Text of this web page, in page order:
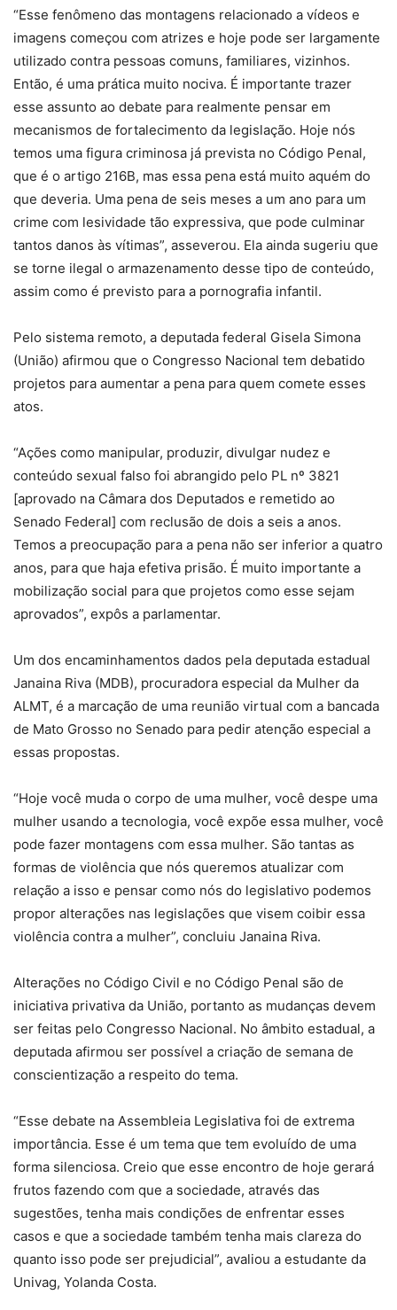
“Esse fenômeno das montagens relacionado a vídeos e
imagens começou com atrizes e hoje pode ser largamente
utilizado contra pessoas comuns, familiares, vizinhos.
Então, é uma prática muito nociva. É importante trazer
esse assunto ao debate para realmente pensar em
mecanismos de fortalecimento da legislação. Hoje nós
temos uma figura criminosa já prevista no Código Penal,
que é o artigo 216B, mas essa pena está muito aquém do
que deveria. Uma pena de seis meses a um ano para um
crime com lesividade tão expressiva, que pode culminar
tantos danos às vítimas”, asseverou. Ela ainda sugeriu que
se torne ilegal o armazenamento desse tipo de conteúdo,
assim como é previsto para a pornografia infantil.
Pelo sistema remoto, a deputada federal Gisela Simona
(União) afirmou que o Congresso Nacional tem debatido
projetos para aumentar a pena para quem comete esses
atos.
“Ações como manipular, produzir, divulgar nudez e
conteúdo sexual falso foi abrangido pelo PL nº 3821
[aprovado na Câmara dos Deputados e remetido ao
Senado Federal] com reclusão de dois a seis a anos.
Temos a preocupação para a pena não ser inferior a quatro
anos, para que haja efetiva prisão. É muito importante a
mobilização social para que projetos como esse sejam
aprovados”, expôs a parlamentar.
Um dos encaminhamentos dados pela deputada estadual
Janaina Riva (MDB), procuradora especial da Mulher da
ALMT, é a marcação de uma reunião virtual com a bancada
de Mato Grosso no Senado para pedir atenção especial a
essas propostas.
“Hoje você muda o corpo de uma mulher, você despe uma
mulher usando a tecnologia, você expõe essa mulher, você
pode fazer montagens com essa mulher. São tantas as
formas de violência que nós queremos atualizar com
relação a isso e pensar como nós do legislativo podemos
propor alterações nas legislações que visem coibir essa
violência contra a mulher”, concluiu Janaina Riva.
Alterações no Código Civil e no Código Penal são de
iniciativa privativa da União, portanto as mudanças devem
ser feitas pelo Congresso Nacional. No âmbito estadual, a
deputada afirmou ser possível a criação de semana de
conscientização a respeito do tema.
“Esse debate na Assembleia Legislativa foi de extrema
importância. Esse é um tema que tem evoluído de uma
forma silenciosa. Creio que esse encontro de hoje gerará
frutos fazendo com que a sociedade, através das
sugestões, tenha mais condições de enfrentar esses
casos e que a sociedade também tenha mais clareza do
quanto isso pode ser prejudicial”, avaliou a estudante da
Univag, Yolanda Costa.